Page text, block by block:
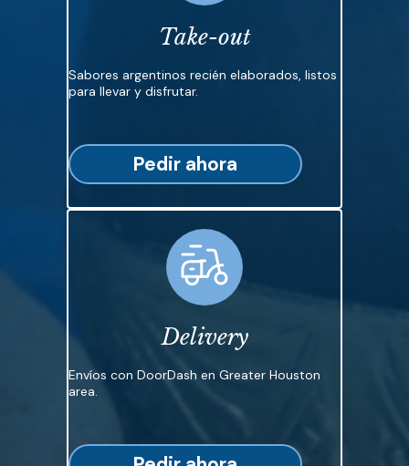
Take-out
Sabores argentinos recién elaborados, listos
para llevar y disfrutar.
Pedir ahora
Delivery
Envíos con DoorDash en Greater Houston
area.